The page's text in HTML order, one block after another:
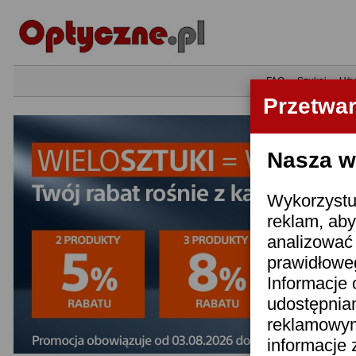
Nasza
reklam,
Informacje
informacje
•FAQ•Szukaj•